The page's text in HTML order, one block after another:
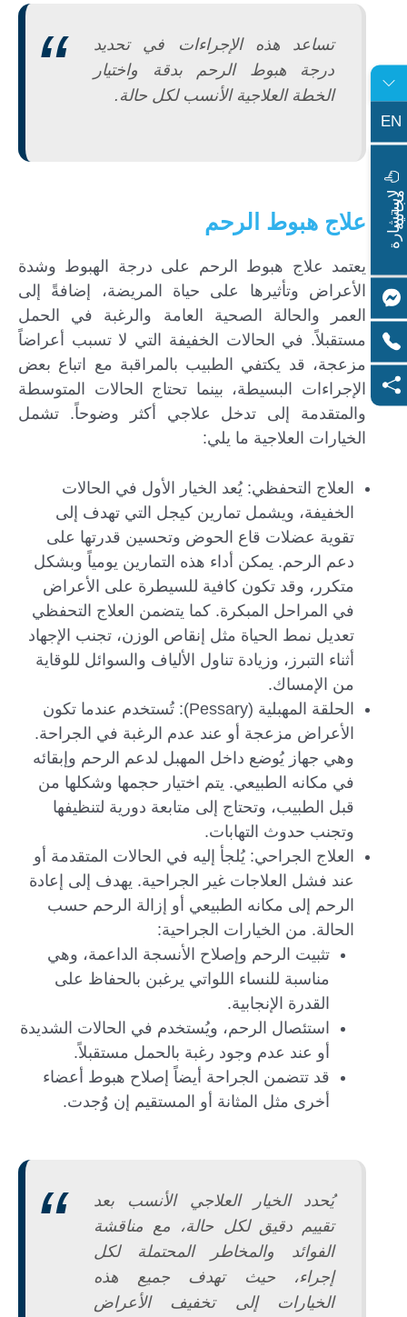
تساعد هذه الإجراءات في تحديد
درجة هبوط الرحم بدقة واختيار
الخطة العلاجية الأنسب لكل حالة.
علاج هبوط الرحم
يعتمد علاج هبوط الرحم على درجة الهبوط وشدة
الأعراض وتأثيرها على حياة المريضة، إضافةً إلى
العمر والحالة الصحية العامة والرغبة في الحمل
مستقبلاً. في الحالات الخفيفة التي لا تسبب أعراضاً
مزعجة، قد يكتفي الطبيب بالمراقبة مع اتباع بعض
الإجراءات البسيطة، بينما تحتاج الحالات المتوسطة
والمتقدمة إلى تدخل علاجي أكثر وضوحاً. تشمل
الخيارات العلاجية ما يلي:
العلاج التحفظي: يُعد الخيار الأول في الحالات
الخفيفة، ويشمل تمارين كيجل التي تهدف إلى
تقوية عضلات قاع الحوض وتحسين قدرتها على
دعم الرحم. يمكن أداء هذه التمارين يومياً وبشكل
متكرر، وقد تكون كافية للسيطرة على الأعراض
في المراحل المبكرة. كما يتضمن العلاج التحفظي
تعديل نمط الحياة مثل إنقاص الوزن، تجنب الإجهاد
أثناء التبرز، وزيادة تناول الألياف والسوائل للوقاية
من الإمساك.
الحلقة المهبلية (Pessary): تُستخدم عندما تكون
الأعراض مزعجة أو عند عدم الرغبة في الجراحة.
وهي جهاز يُوضع داخل المهبل لدعم الرحم وإبقائه
في مكانه الطبيعي. يتم اختيار حجمها وشكلها من
قبل الطبيب، وتحتاج إلى متابعة دورية لتنظيفها
وتجنب حدوث التهابات.
العلاج الجراحي: يُلجأ إليه في الحالات المتقدمة أو
عند فشل العلاجات غير الجراحية. يهدف إلى إعادة
الرحم إلى مكانه الطبيعي أو إزالة الرحم حسب
الحالة. من الخيارات الجراحية:
تثبيت الرحم وإصلاح الأنسجة الداعمة، وهي
مناسبة للنساء اللواتي يرغبن بالحفاظ على
القدرة الإنجابية.
استئصال الرحم، ويُستخدم في الحالات الشديدة
أو عند عدم وجود رغبة بالحمل مستقبلاً.
قد تتضمن الجراحة أيضاً إصلاح هبوط أعضاء
أخرى مثل المثانة أو المستقيم إن وُجدت.
يُحدد الخيار العلاجي الأنسب بعد
تقييم دقيق لكل حالة، مع مناقشة
الفوائد والمخاطر المحتملة لكل
إجراء، حيث تهدف جميع هذه
الخيارات إلى تخفيف الأعراض
EN
ل
ا
س
ت
ش
ا
ر
ة
م
ج
ا
ن
ي
ة